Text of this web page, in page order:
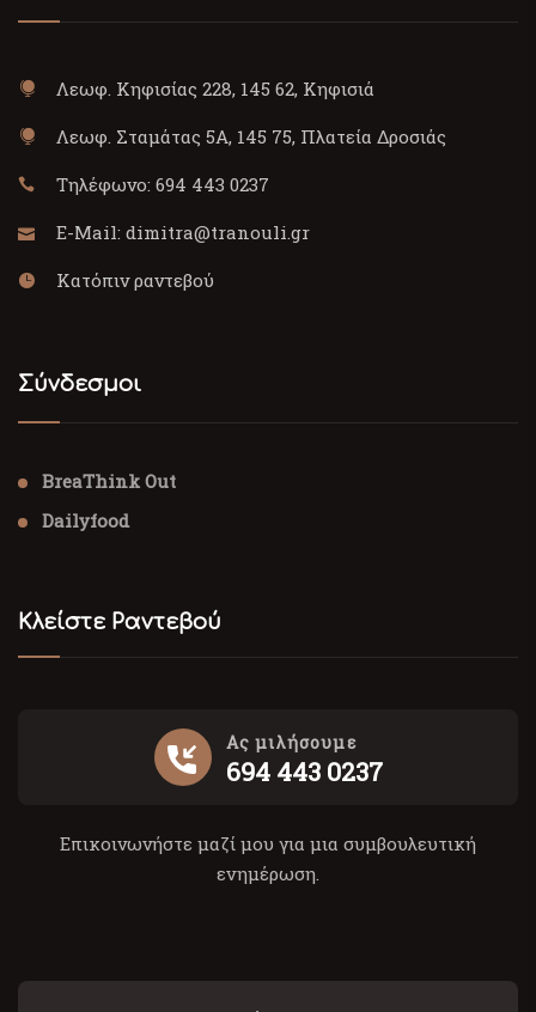
Λεωφ. Κηφισίας 228, 145 62, Κηφισιά
Λεωφ. Σταμάτας 5Α, 145 75, Πλατεία Δροσιάς
Τηλέφωνο: 694 443 0237
E-Mail: dimitra@tranouli.gr
Κατόπιν ραντεβού
Σύνδεσμοι
BreaThink Out
Dailyfood
Κλείστε Ραντεβού
Ας μιλήσουμε
694 443 0237
Επικοινωνήστε μαζί μου για μια συμβουλευτική
ενημέρωση.